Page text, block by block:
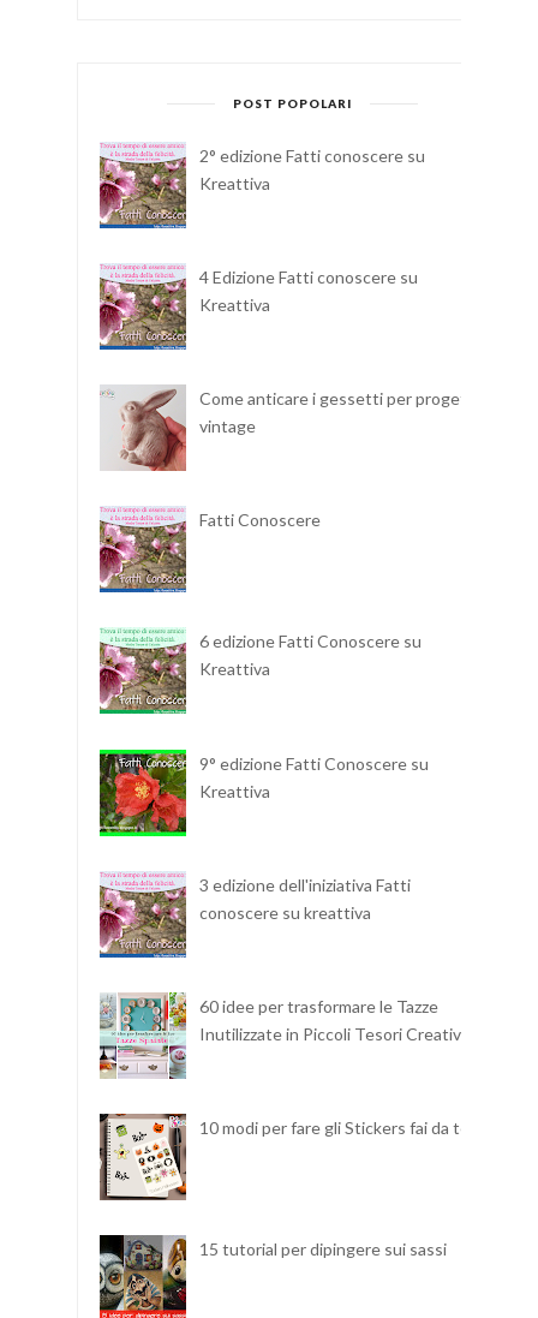
POST POPOLARI
2° edizione Fatti conoscere su
Kreattiva
4 Edizione Fatti conoscere su
Kreattiva
Come anticare i gessetti per progetti
vintage
Fatti Conoscere
6 edizione Fatti Conoscere su
Kreattiva
9° edizione Fatti Conoscere su
Kreattiva
3 edizione dell'iniziativa Fatti
conoscere su kreattiva
60 idee per trasformare le Tazze
Inutilizzate in Piccoli Tesori Creativi
10 modi per fare gli Stickers fai da te
15 tutorial per dipingere sui sassi